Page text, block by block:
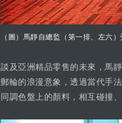
（圖）馬靜自總監（第一排、左六
談及亞洲精品零售的未來，馬
郵輪的浪漫意象，透過當代手
同調色盤上的顏料，相互碰撞